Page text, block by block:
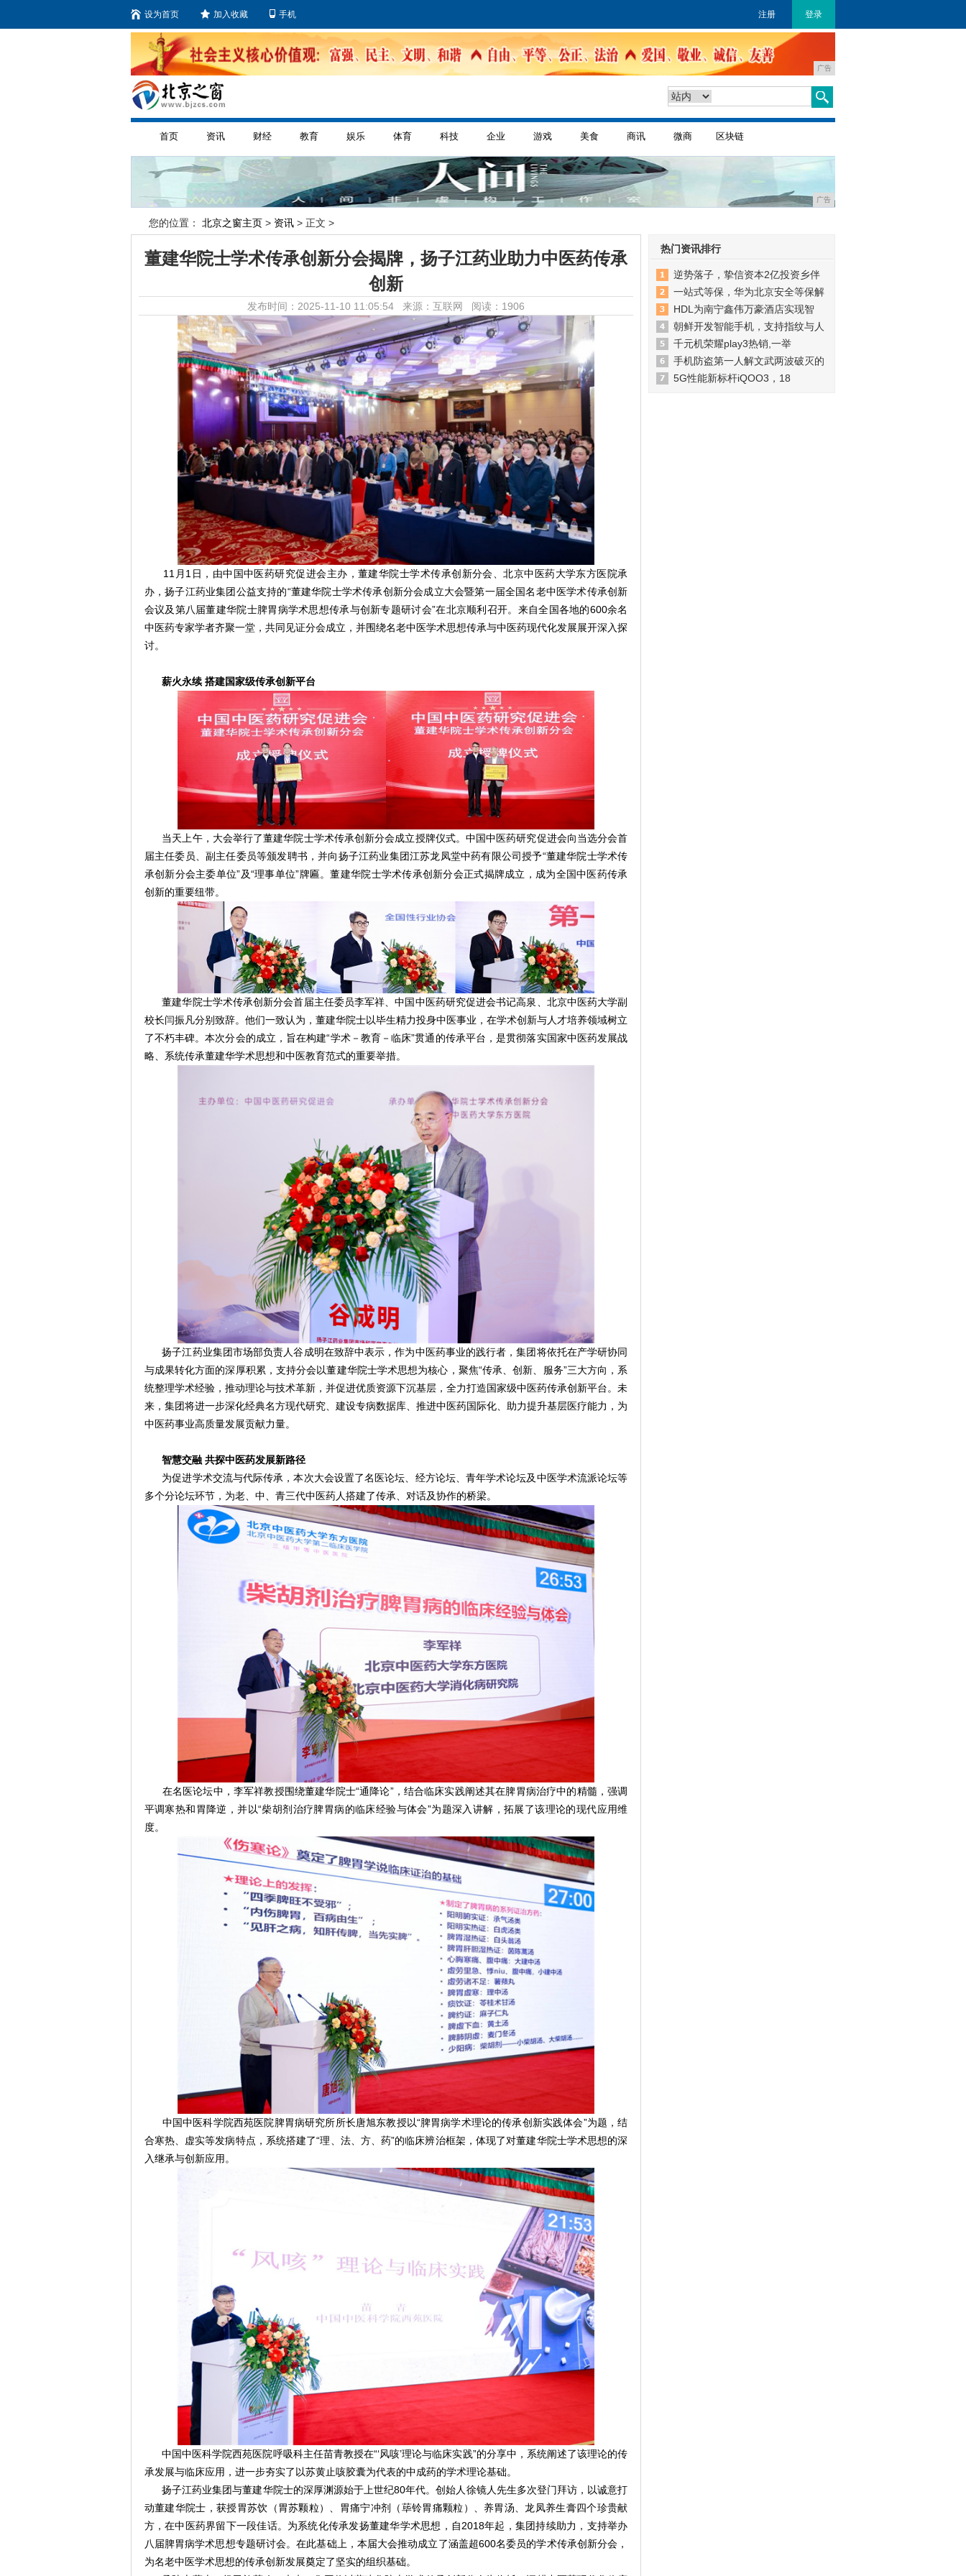
设为首页 加入收藏 手机 注册 登录
广告
首页 资讯 财经 教育 娱乐 体育 科技 企业 游戏 美食 商讯 微商 区块链
广告
您的位置： 北京之窗主页 > 资讯 > 正文 >
董建华院士学术传承创新分会揭牌，扬子江药业助力中医药传承
创新
发布时间：2025-11-10 11:05:54 来源：互联网 阅读：1906
11月1日，由中国中医药研究促进会主办，董建华院士学术传承创新分会、北京中医药大学东方医院承
办，扬子江药业集团公益支持的“董建华院士学术传承创新分会成立大会暨第一届全国名老中医学术传承创新
会议及第八届董建华院士脾胃病学术思想传承与创新专题研讨会”在北京顺利召开。来自全国各地的600余名
中医药专家学者齐聚一堂，共同见证分会成立，并围绕名老中医学术思想传承与中医药现代化发展展开深入探
讨。
薪火永续搭建国家级传承创新平台
当天上午，大会举行了董建华院士学术传承创新分会成立授牌仪式。中国中医药研究促进会向当选分会首
届主任委员、副主任委员等颁发聘书，并向扬子江药业集团江苏龙凤堂中药有限公司授予“董建华院士学术传
承创新分会主委单位”及“理事单位”牌匾。董建华院士学术传承创新分会正式揭牌成立，成为全国中医药传承
创新的重要纽带。
董建华院士学术传承创新分会首届主任委员李军祥、中国中医药研究促进会书记高泉、北京中医药大学副
校长闫振凡分别致辞。他们一致认为，董建华院士以毕生精力投身中医事业，在学术创新与人才培养领域树立
了不朽丰碑。本次分会的成立，旨在构建“学术－教育－临床”贯通的传承平台，是贯彻落实国家中医药发展战
略、系统传承董建华学术思想和中医教育范式的重要举措。
扬子江药业集团市场部负责人谷成明在致辞中表示，作为中医药事业的践行者，集团将依托在产学研协同
与成果转化方面的深厚积累，支持分会以董建华院士学术思想为核心，聚焦“传承、创新、服务”三大方向，系
统整理学术经验，推动理论与技术革新，并促进优质资源下沉基层，全力打造国家级中医药传承创新平台。未
来，集团将进一步深化经典名方现代研究、建设专病数据库、推进中医药国际化、助力提升基层医疗能力，为
中医药事业高质量发展贡献力量。
智慧交融共探中医药发展新路径
为促进学术交流与代际传承，本次大会设置了名医论坛、经方论坛、青年学术论坛及中医学术流派论坛等
多个分论坛环节，为老、中、青三代中医药人搭建了传承、对话及协作的桥梁。
在名医论坛中，李军祥教授围绕董建华院士“通降论”，结合临床实践阐述其在脾胃病治疗中的精髓，强调
平调寒热和胃降逆，并以“柴胡剂治疗脾胃病的临床经验与体会”为题深入讲解，拓展了该理论的现代应用维
度。
中国中医科学院西苑医院脾胃病研究所所长唐旭东教授以“脾胃病学术理论的传承创新实践体会”为题，结
合寒热、虚实等发病特点，系统搭建了“理、法、方、药”的临床辨治框架，体现了对董建华院士学术思想的深
入继承与创新应用。
中国中医科学院西苑医院呼吸科主任苗青教授在“‘风咳’理论与临床实践”的分享中，系统阐述了该理论的传
承发展与临床应用，进一步夯实了以苏黄止咳胶囊为代表的中成药的学术理论基础。
扬子江药业集团与董建华院士的深厚渊源始于上世纪80年代。创始人徐镜人先生多次登门拜访，以诚意打
动董建华院士，获授胃苏饮（胃苏颗粒）、胃痛宁冲剂（荜铃胃痛颗粒）、养胃汤、龙凤养生膏四个珍贵献
方，在中医药界留下一段佳话。为系统化传承发扬董建华学术思想，自2018年起，集团持续助力，支持举办
八届脾胃病学术思想专题研讨会。在此基础上，本届大会推动成立了涵盖超600名委员的学术传承创新分会，
为名老中医学术思想的传承创新发展奠定了坚实的组织基础。
热门资讯排行
逆势落子，挚信资本2亿投资乡伴
一站式等保，华为北京安全等保解
HDL为南宁鑫伟万豪酒店实现智
朝鲜开发智能手机，支持指纹与人
千元机荣耀play3热销,一举
手机防盗第一人解文武两波破灭的
5G性能新标杆iQOO3，18